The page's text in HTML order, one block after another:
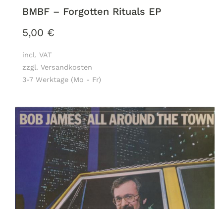
BMBF ‎– Forgotten Rituals EP
5,00 €
incl. VAT
zzgl. Versandkosten
3-7 Werktage (Mo - Fr)